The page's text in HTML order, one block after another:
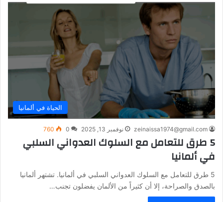
الحياة في ألمانيا
zeinaissa1974@gmail.com نوفمبر 13, 2025 0
760
5 طرق للتعامل مع السلوك العدواني السلبي
في ألمانيا
5 طرق للتعامل مع السلوك العدواني السلبي في ألمانيا. تشتهر ألمانيا
بالصدق والصراحة، إلا أن كثيراً من الألمان يفضلون تجنب…